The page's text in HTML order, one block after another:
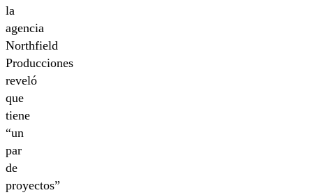
la
agencia
Northfield
Producciones
reveló
que
tiene
“un
par
de
proyectos”